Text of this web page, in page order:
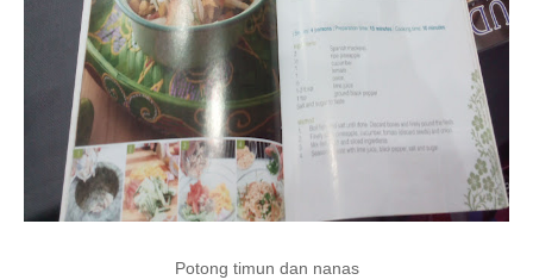
Potong timun dan nanas